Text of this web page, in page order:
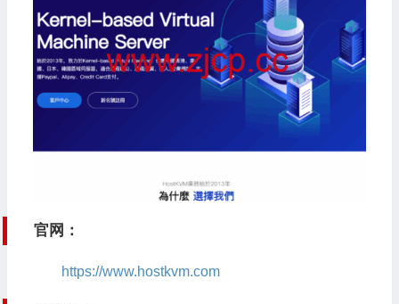
官网：
https://www.hostkvm.com